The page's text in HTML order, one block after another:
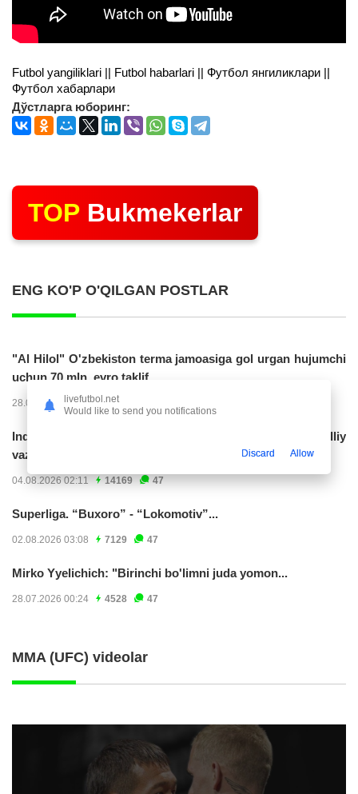
Futbol yangiliklari || Futbol habarlari || Футбол янгиликлари ||
Футбол хабарлари
Дўстларга юборинг:
TOP Bukmekerlar
ENG KO'P O'QILGAN POSTLAR
"Al Hilol" O'zbekiston terma jamoasiga gol urgan hujumchi
uchun 70 mln. evro taklif...
28.07.2026 01:56 17306
Indoneziya prezidenti JCH-2030ga chiqishni umummilliy
vazifa deb...
04.08.2026 02:11 14169 47
Superliga. “Buxoro” - “Lokomotiv”...
02.08.2026 03:08 7129 47
Mirko Yyelichich: "Birinchi bo'limni juda yomon...
28.07.2026 00:24 4528 47
MMA (UFC) videolar
livefutbol.net
Would like to send you notifications
Discard Allow